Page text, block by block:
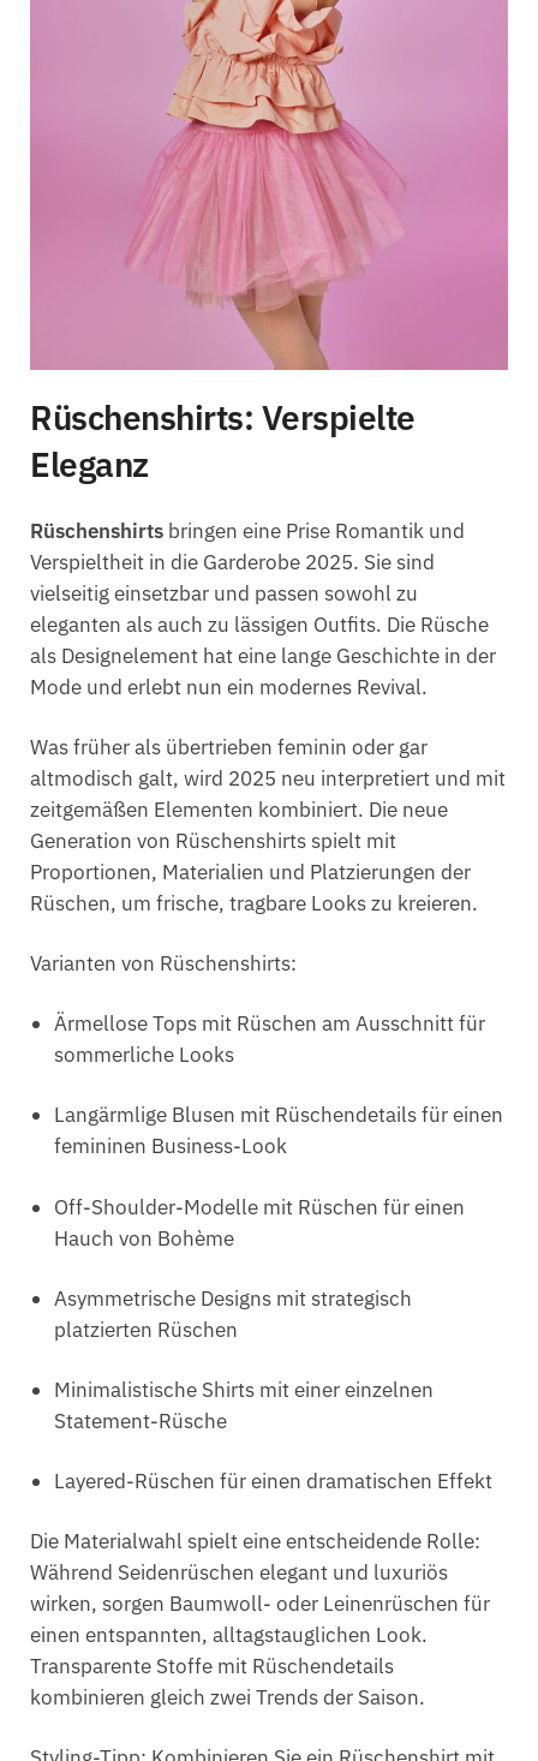
Rüschenshirts: Verspielte
Eleganz
Rüschenshirts bringen eine Prise Romantik und
Verspieltheit in die Garderobe 2025. Sie sind
vielseitig einsetzbar und passen sowohl zu
eleganten als auch zu lässigen Outfits. Die Rüsche
als Designelement hat eine lange Geschichte in der
Mode und erlebt nun ein modernes Revival.
Was früher als übertrieben feminin oder gar
altmodisch galt, wird 2025 neu interpretiert und mit
zeitgemäßen Elementen kombiniert. Die neue
Generation von Rüschenshirts spielt mit
Proportionen, Materialien und Platzierungen der
Rüschen, um frische, tragbare Looks zu kreieren.
Varianten von Rüschenshirts:
Ärmellose Tops mit Rüschen am Ausschnitt für
sommerliche Looks
Langärmlige Blusen mit Rüschendetails für einen
femininen Business-Look
Off-Shoulder-Modelle mit Rüschen für einen
Hauch von Bohème
Asymmetrische Designs mit strategisch
platzierten Rüschen
Minimalistische Shirts mit einer einzelnen
Statement-Rüsche
Layered-Rüschen für einen dramatischen Effekt
Die Materialwahl spielt eine entscheidende Rolle:
Während Seidenrüschen elegant und luxuriös
wirken, sorgen Baumwoll- oder Leinenrüschen für
einen entspannten, alltagstauglichen Look.
Transparente Stoffe mit Rüschendetails
kombinieren gleich zwei Trends der Saison.